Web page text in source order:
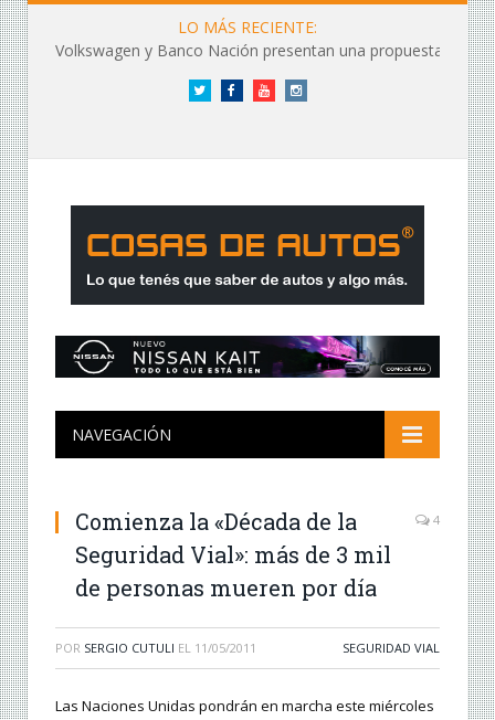
LO MÁS RECIENTE:
Volkswagen y Banco Nación presentan una propuesta de financiación
Twitter FacebookYouTubeInstagram
NAVEGACIÓN
Comienza la «Década de la
Seguridad Vial»: más de 3 mil
de personas mueren por día
4
POR SERGIO CUTULI EL 11/05/2011 SEGURIDAD VIAL
Las Naciones Unidas pondrán en marcha este miércoles